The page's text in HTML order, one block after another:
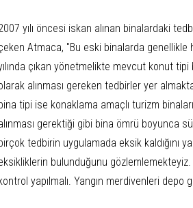
yılı öncesi iskan alınan binalardaki
Atmaca, "Bu eski binalarda genellikle
çıkan yönetmelikte mevcut konut
alınması gereken tedbirler yer
tipi ise konaklama amaçlı turizm
gerektiği gibi bina ömrü boyunca
tedbirin uygulamada eksik kaldığını
bulunduğunu
yapılmalı. Yangın merdivenleri depo